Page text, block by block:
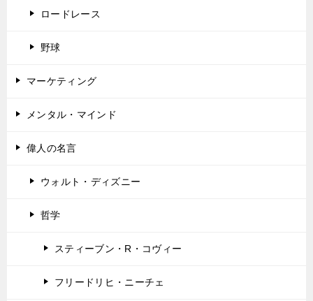
ロードレース
野球
マーケティング
メンタル・マインド
偉人の名言
ウォルト・ディズニー
哲学
スティーブン・R・コヴィー
フリードリヒ・ニーチェ